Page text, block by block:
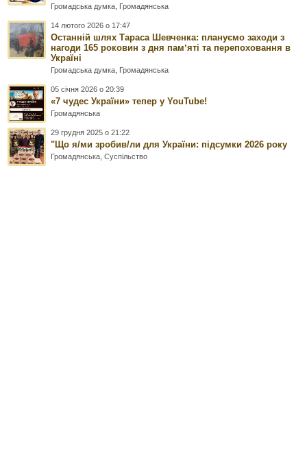
Громадська думка Громадянська
14 лютого 2026 о 17:47
Останній шлях Тараса Шевченка: плануємо заходи з
нагоди 165 роковин з дня памʼяті та перепоховання в
Україні
Громадська думка Громадянська
05 січня 2026 о 20:39
«7 чудес України» тепер у YouTube!
Громадянська
29 грудня 2025 о 21:22
"Що я/ми зробив/ли для України: підсумки 2026 року
Громадянська ,Суспільство